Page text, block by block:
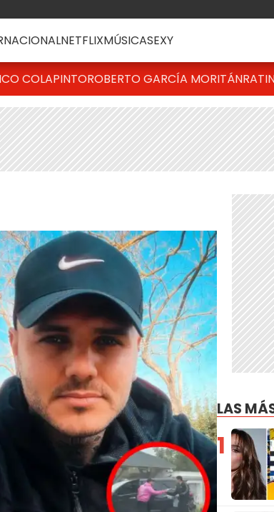
NETFLIXMÚSICASEXY
COLAPINTOROBERTO GARCÍA MORITÁN
LAS
1